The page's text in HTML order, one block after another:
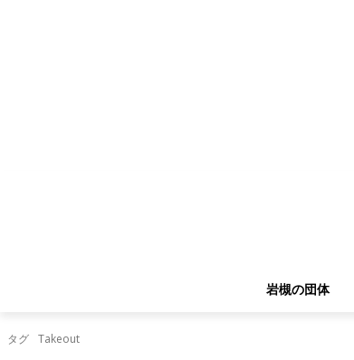
岩槻の団体
タグ Takeout